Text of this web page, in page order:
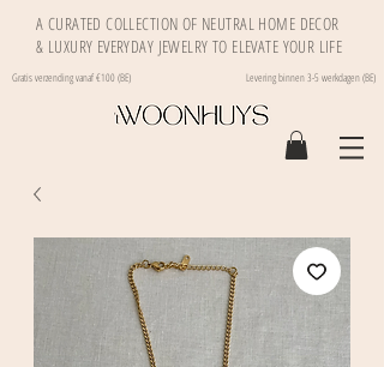
A CURATED COLLECTION OF NEUTRAL HOME DECOR
& LUXURY EVERYDAY JEWELRY TO ELEVATE YOUR LIFE
Gratis verzending vanaf €100 (BE) Levering binnen 3-5 werkdagen (BE)